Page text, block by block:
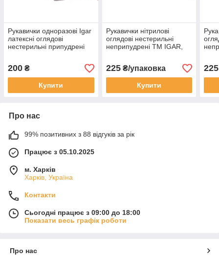
Рукавички одноразові Igar
латексні оглядові
нестерильні припудрені
200 ₴
Купити
Рукавички нітрилові
оглядові нестерильні
неприпудрені ТМ IGAR,
225₴/упаковка
Купити
225
Про нас
99% позитивних з 88 відгуків за рік
Працює з 05.10.2025
м. Харків
Харків, Україна
Контакти
Сьогодні працює з 09:00 до 18:00
Показати весь графік роботи
Про нас